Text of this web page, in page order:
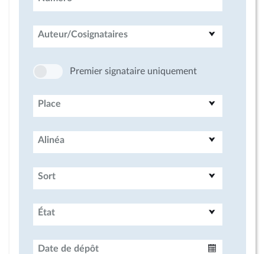
Auteur/Cosignataires
Premier signataire uniquement
Place
Alinéa
Sort
État
Date de dépôt